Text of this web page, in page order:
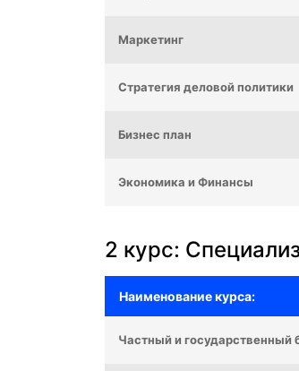
Маркетинг
Стратегия деловой политики
Бизнес план
Экономика и Финансы
2 курс:
Наименование курса:
Частный и государственный